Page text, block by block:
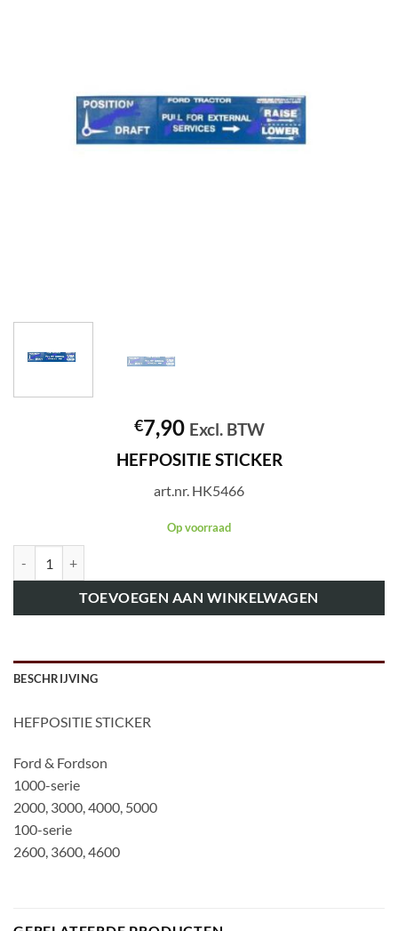
€7,90 Excl. BTW
HEFPOSITIE STICKER
art.nr. HK5466
Op voorraad
TOEVOEGEN AAN WINKELWAGEN
BESCHRIJVING
HEFPOSITIE STICKER
Ford & Fordson
1000-serie
2000, 3000, 4000, 5000
100-serie
2600, 3600, 4600